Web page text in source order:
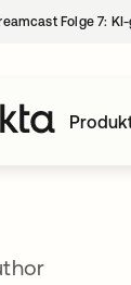
Folge 7: